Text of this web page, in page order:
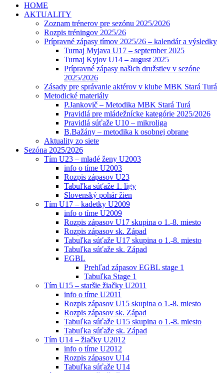
HOME
AKTUALITY
Zoznam trénerov pre sezónu 2025/2026
Rozpis tréningov 2025/26
Prípravné zápasy tímov 2025/26 – kalendár a výsledky
Turnaj Myjava U17 – september 2025
Turnaj Kyjov U14 – august 2025
Prípravné zápasy našich družstiev v sezóne
2025/2026
Zásady pre správanie aktérov v klube MBK Stará Turá
Metodické materiály
P.Jankovič – Metodika MBK Stará Turá
Pravidlá pre mládežnícke kategórie 2025/2026
Pravidlá súťaže U10 – mikroliga
B.Bažány – metodika k osobnej obrane
Aktuality zo siete
Sezóna 2025/2026
Tím U23 – mladé ženy U2003
info o tíme U2003
Rozpis zápasov U23
Tabuľka súťaže 1. ligy
Slovenský pohár žien
Tím U17 – kadetky U2009
info o tíme U2009
Rozpis zápasov U17 skupina o 1.-8. miesto
Rozpis zápasov sk. Západ
Tabuľka súťaže U17 skupina o 1.-8. miesto
Tabuľka súťaže sk. Západ
EGBL
Prehľad zápasov EGBL stage 1
Tabuľka Stage 1
Tím U15 – staršie žiačky U2011
info o tíme U2011
Rozpis zápasov U15 skupina o 1.-8. miesto
Rozpis zápasov sk. Západ
Tabuľka súťaže U15 skupina o 1.-8. miesto
Tabuľka súťaže sk. Západ
Tím U14 – žiačky U2012
info o tíme U2012
Rozpis zápasov U14
Tabuľka súťaže U14